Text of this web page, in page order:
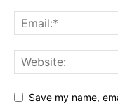
Save my name,